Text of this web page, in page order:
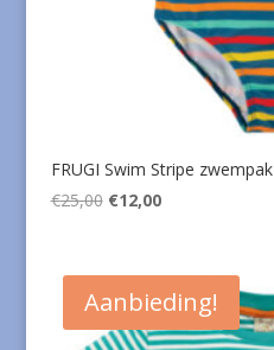
FRUGI Swim Stripe zwempak
€25,00 Oorspronkelijke
€25,00.
€12,00Huidige
€12,00.
Aanbieding!